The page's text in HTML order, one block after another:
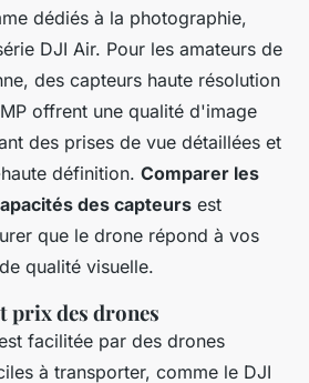
dédiés à la photographie,
DJI Air. Pour les amateurs de
des capteurs haute résolution
offrent une qualité d'image
des prises de vue détaillées et
définition. Comparer les
des capteurs est
que le drone répond à vos
qualité visuelle.
prix des drones
facilitée par des drones
à transporter, comme le DJI